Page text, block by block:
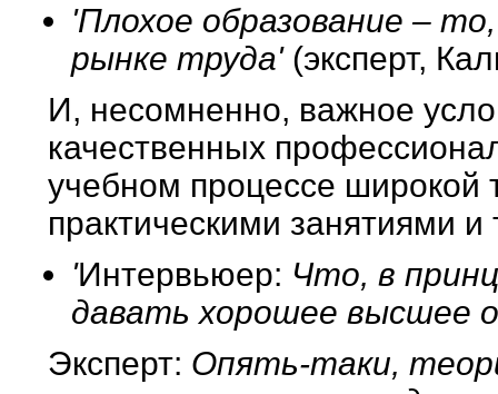
'Плохое образование –
рынке труда' (эксперт,
И, несомненно, важное
качественных
учебном процессе широкой
практическими занятиями и
'Интервьюер: Что, в
давать хорошее высшее
Эксперт: Опять-таки,